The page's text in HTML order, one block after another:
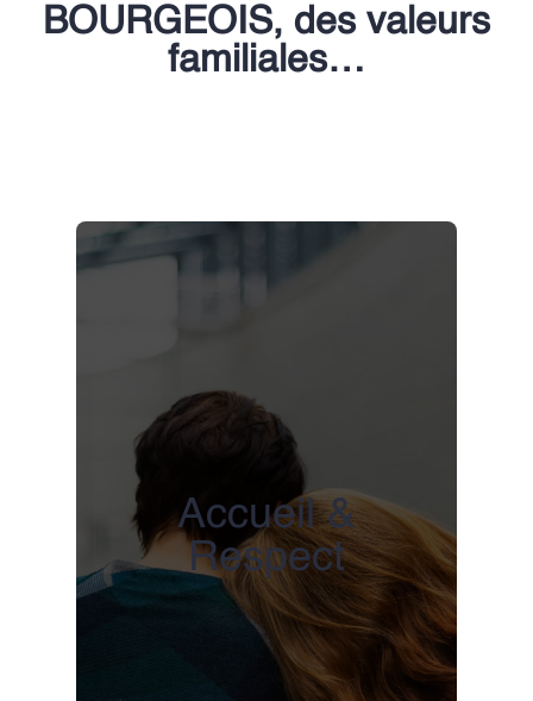
BOURGEOIS, des valeurs
familiales…
Accueil &
Respect